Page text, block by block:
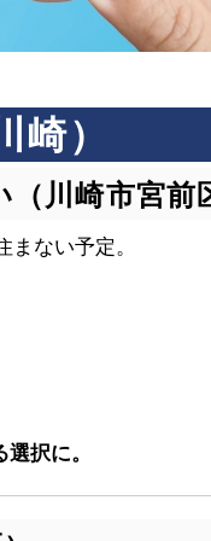
）
川崎市宮前
ない予定。
択に。